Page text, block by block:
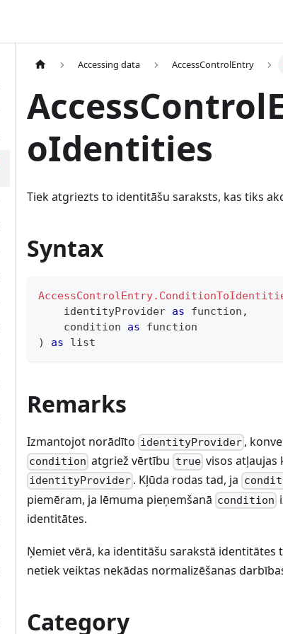
Accessing data AccessControlEntry
oIdentities
Tiek atgriezts to identitāšu saraksts, kas tiks
Syntax
    identityProvider
as function ,
    condition
as
function
)
as list
Remarks
Izmantojot norādīto identityProvider ,
condition atgriež vērtību truevisos atļaujas
identityProvider . Kļūda rodas tad, ja
piemēram, ja lēmuma pieņemšanā condition
identitātes.
Ņemiet vērā, ka identitāšu sarakstā identitātes
netiek veiktas nekādas normalizēšanas
Category